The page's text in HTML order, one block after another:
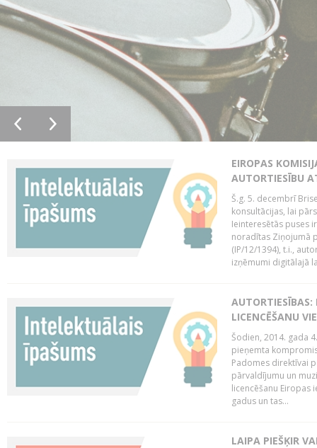
EIROPAS
AUTORTIESĪBU
Š.g. 5. decembrī
konsultācijas, lai
Ieinteresētās puses
noradītas Ziņojumā
(IP/12/1394), t.i.,
izņēmumi digitālajā
AUTORTIESĪBAS:
LICENCĒŠANU
Šodien, 2014. gada
pieņemta
Padomes direktīvai
pārvaldījumu un
licencēšanu Eiropas
gadus un tas...
LAIPA PIEŠĶIR